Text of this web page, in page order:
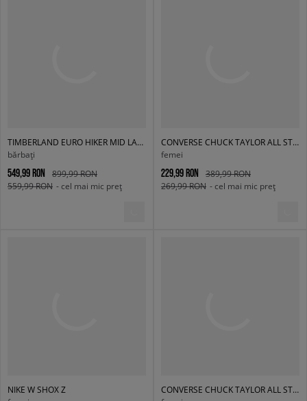
TIMBERLAND EURO HIKER MID LACE BOOT
bărbați
549,99 RON
899,99 RON
559,99 RON - cel mai mic preț
CONVERSE CHUCK TAYLOR ALL STAR
femei
229,99 RON
389,99 RON
269,99 RON - cel mai mic preț
NIKE W SHOX Z
CONVERSE CHUCK TAYLOR ALL STAR LUGGED HEEL LOAFER